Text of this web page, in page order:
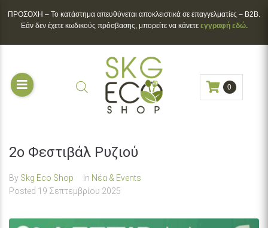
ΠΡΟΣΟΧΗ – To κατάστημα απευθύνεται αποκλειστικά σε επαγγελματίες – B2B.
Εάν δεν έχετε κωδικούς πρόσβασης, μπορείτε να κάνετε εγγραφή εδώ.
0
2ο Φεστιβάλ Ρυζιού
By Skg Eco Shop In Νέα & Events
Posted 19 Σεπτεμβρίου 2025